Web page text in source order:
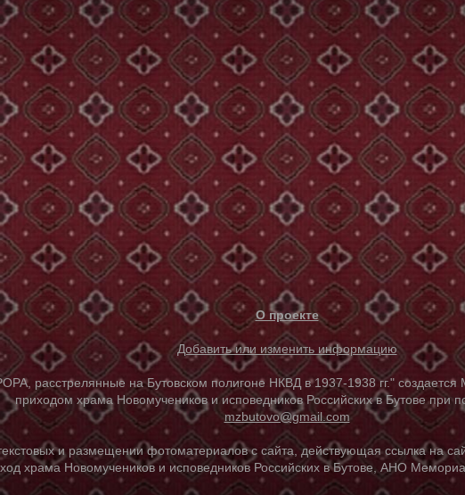
О проекте
Добавить или изменить информацию
на Бутовском полигоне НКВД в 1937-1938 гг." создается
приходом храма Новомучеников и исповедников Российских в Бутове при
mzbutovo@gmail.com
и размещении фотоматериалов с сайта, действующая ссылка на
храма Новомучеников и исповедников Российских в Бутове, АНО